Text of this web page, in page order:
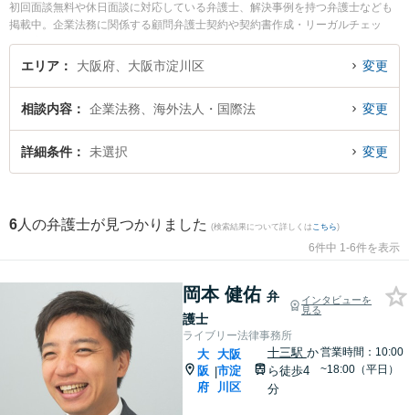
初回面談無料や休日面談に対応している弁護士、解決事例を持つ弁護士なども
掲載中。企業法務に関係する顧問弁護士契約や契約書作成・リーガルチェッ
ク、雇用契約書・就業規則作成等の細かな分野での絞り込み検索もでき便利で
す。特にライブリー法律事務所の岡本 健佑弁護士や金城・清水法律会計事務所
発生した海外法人・国際法のトラブルを今すぐに弁護士に相談したい』『海外
法人・国際法のトラブル解決の実績豊富な近くの弁護士を検索したい』『初回
相談無料で海外法人・国際法を法律相談できる大阪市淀川区内の弁護士に相談
エリア 大阪府、大阪市淀川区 変更
相談内容 企業法務、海外法人・国際法 変更
詳細条件 未選択 変更
6 人の弁護士が見つかりました (検索結果について詳しくは こちら)
6件中 1-6件を表示
岡本 健佑 弁
護士
インタビューを
見る
ライブリー法律事務所
大
阪
府
|
大阪
市淀
川区
十三駅 か
ら徒歩4
分
営業時間：10:00
~18:00（平日）